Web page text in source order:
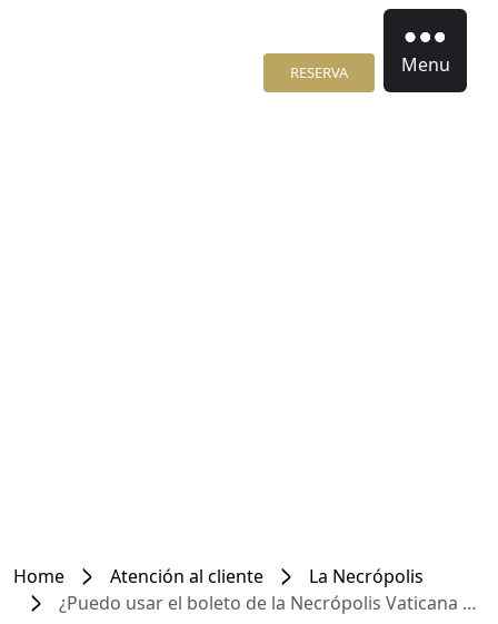
RESERVA Menu
Home Atención al cliente
La Necrópolis
¿Puedo usar el boleto de la Necrópolis Vaticana en cualquier momento del día?